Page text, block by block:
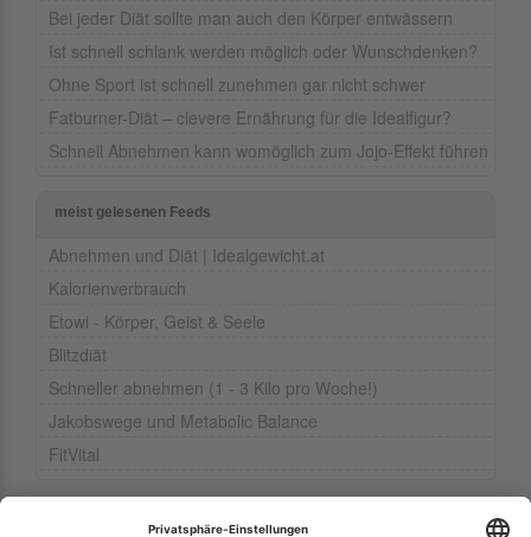
Bei jeder Diät sollte man auch den Körper entwässern
Ist schnell schlank werden möglich oder Wunschdenken?
Ohne Sport ist schnell zunehmen gar nicht schwer
Fatburner-Diät – clevere Ernährung für die Idealfigur?
Schnell Abnehmen kann womöglich zum Jojo-Effekt führen
meist gelesenen Feeds
Abnehmen und Diät | Idealgewicht.at
Kalorienverbrauch
Etowi - Körper, Geist & Seele
Blitzdiät
Schneller abnehmen (1 - 3 Kilo pro Woche!)
Jakobswege und Metabolic Balance
FitVital